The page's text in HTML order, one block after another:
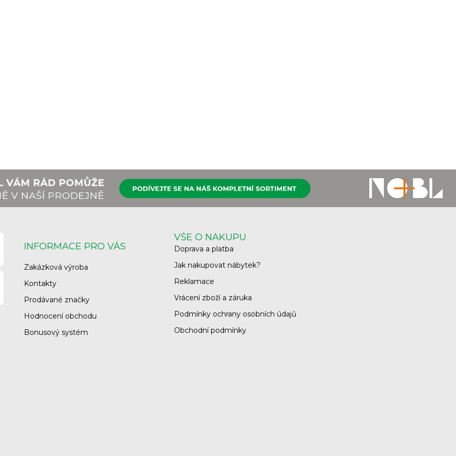
INFORMACE PRO VÁS
Zakázková výroba
Kontakty
Prodávané značky
Hodnocení obchodu
Bonusový systém
VŠE O NÁKUPU
Doprava a platba
Jak nakupovat nábytek?
Reklamace
Vrácení zboží a záruka
Podmínky ochrany osobních údajů
Obchodní podmínky